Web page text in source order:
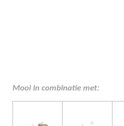
Mooi in combinatie met: